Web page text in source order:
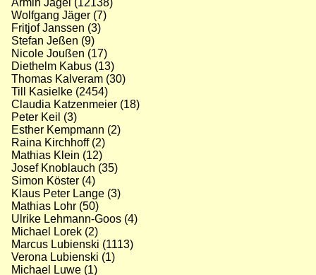
Armin Jagel (12138)
Wolfgang Jäger (7)
Fritjof Janssen (3)
Stefan Jeßen (9)
Nicole Joußen (17)
Diethelm Kabus (13)
Thomas Kalveram (30)
Till Kasielke (2454)
Claudia Katzenmeier (18)
Peter Keil (3)
Esther Kempmann (2)
Raina Kirchhoff (2)
Mathias Klein (12)
Josef Knoblauch (35)
Simon Köster (4)
Klaus Peter Lange (3)
Mathias Lohr (50)
Ulrike Lehmann-Goos (4)
Michael Lorek (2)
Marcus Lubienski (1113)
Verona Lubienski (1)
Michael Luwe (1)